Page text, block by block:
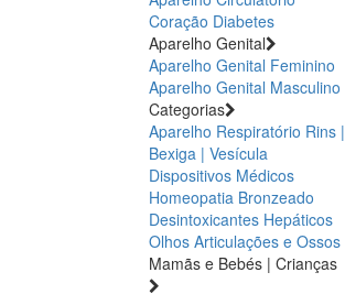
Coração Diabetes
Aparelho Genital
Aparelho Genital Feminino
Aparelho Genital Masculino
Categorias
Aparelho Respiratório Rins |
Bexiga | Vesícula
Dispositivos Médicos
Homeopatia Bronzeado
Desintoxicantes Hepáticos
Olhos Articulações e Ossos
Mamãs e Bebés | Crianças